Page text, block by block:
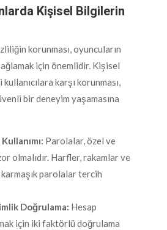
Kişisel Bilgilerin
korunması, oyuncuların
için önemlidir. Kişisel
karşı korunması,
bir deneyim yaşamasına
Parolalar, özel ve
olmalıdır. Harfler, rakamlar ve
parolalar tercih
Doğrulama: Hesap
için iki faktörlü doğrulama